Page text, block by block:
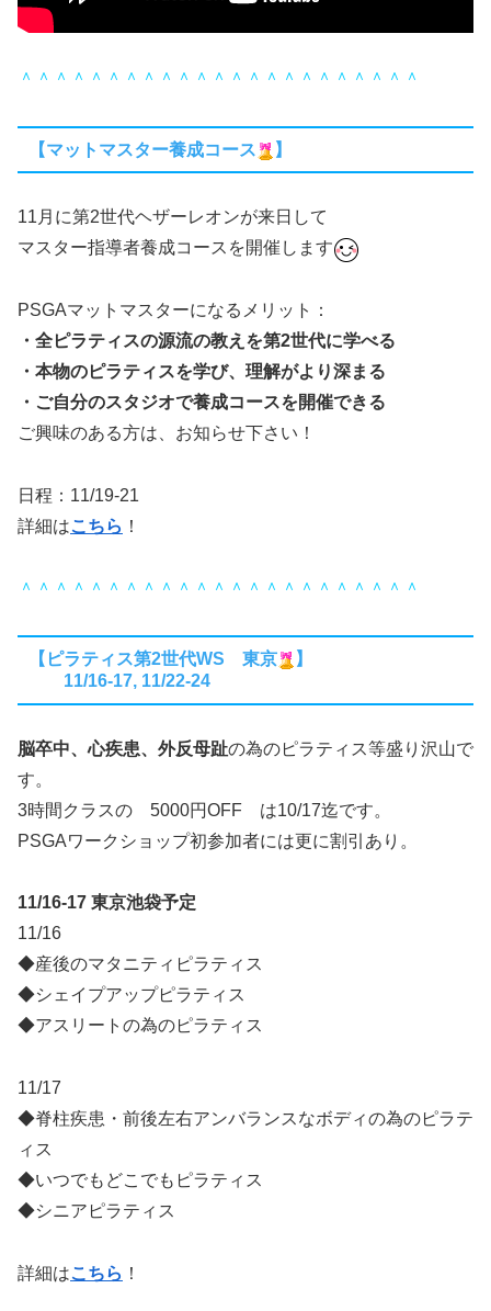
＾＾＾＾＾＾＾＾＾＾＾＾＾＾＾＾＾＾＾＾＾＾＾
【マットマスター養成コース 】
11月に第2世代ヘザーレオンが来日して
マスター指導者養成コースを開催します
PSGAマットマスターになるメリット：
・全ピラティスの源流の教えを第2世代に学べる
・本物のピラティスを学び、理解がより深まる
・ご自分のスタジオで養成コースを開催できる
ご興味のある方は、お知らせ下さい！
日程：11/19-21
詳細はこちら ！
＾＾＾＾＾＾＾＾＾＾＾＾＾＾＾＾＾＾＾＾＾＾＾
【ピラティス第2世代WS 東京
】
11/16-17, 11/22-24
脳卒中、心疾患、外反母趾の為のピラティス等盛り沢山で
す。
3時間クラスの 5000円OFF は10/17迄です。
PSGAワークショップ初参加者には更に割引あり。
11/16-17 東京池袋予定
11/16
◆産後のマタニティピラティス
◆シェイプアップピラティス
◆アスリートの為のピラティス
11/17
◆脊柱疾患・前後左右アンバランスなボディの為のピラテ
ィス
◆いつでもどこでもピラティス
◆シニアピラティス
詳細はこちら ！